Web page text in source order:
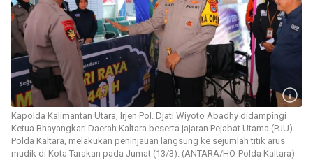
Kapolda Kalimantan Utara, Irjen Pol. Djati Wiyoto Abadhy didampingi
Ketua Bhayangkari Daerah Kaltara beserta jajaran Pejabat Utama (PJU)
Polda Kaltara, melakukan peninjauan langsung ke sejumlah titik arus
mudik di Kota Tarakan pada Jumat (13/3). (ANTARA/HO-Polda Kaltara)